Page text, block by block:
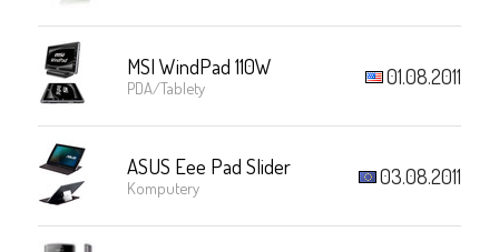
MSI WindPad 110W
PDA/Tablety 01.08.2011
ASUS Eee Pad Slider
Komputery 03.08.2011